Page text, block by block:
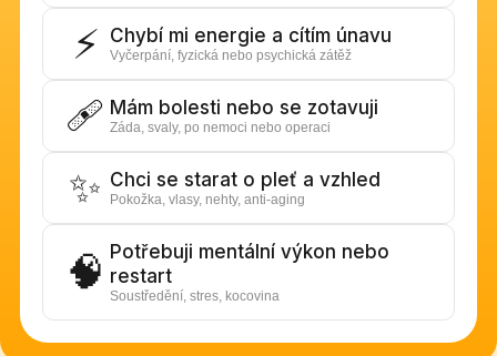
⚡ Chybí mi energie a cítím únavu
Vyčerpání, fyzická nebo psychická zátěž
🩹 Mám bolesti nebo se zotavuji
Záda, svaly, po nemoci nebo operaci
✨ Chci se starat o pleť a vzhled
Pokožka, vlasy, nehty, anti-aging
🧠 Potřebuji mentální výkon nebo
restart
Soustředění, stres, kocovina